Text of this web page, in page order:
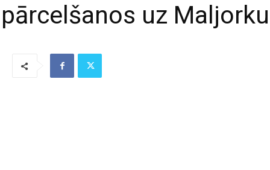
pārcelšanos uz Maljorku